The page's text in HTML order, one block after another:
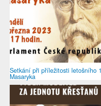
Setkání při příležitosti letošního
Masaryka